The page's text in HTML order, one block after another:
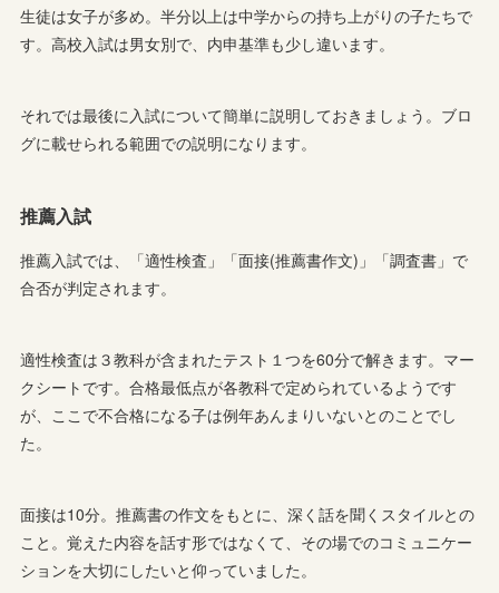
生徒は女子が多め。半分以上は中学からの持ち上がりの子たちで
す。高校入試は男女別で、内申基準も少し違います。
それでは最後に入試について簡単に説明しておきましょう。ブロ
グに載せられる範囲での説明になります。
推薦入試
推薦入試では、「適性検査」「面接(推薦書作文)」「調査書」で
合否が判定されます。
適性検査は３教科が含まれたテスト１つを60分で解きます。マー
クシートです。合格最低点が各教科で定められているようです
が、ここで不合格になる子は例年あんまりいないとのことでし
た。
面接は10分。推薦書の作文をもとに、深く話を聞くスタイルとの
こと。覚えた内容を話す形ではなくて、その場でのコミュニケー
ションを大切にしたいと仰っていました。